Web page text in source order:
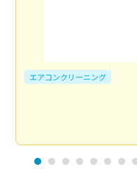
エアコンクリーニング